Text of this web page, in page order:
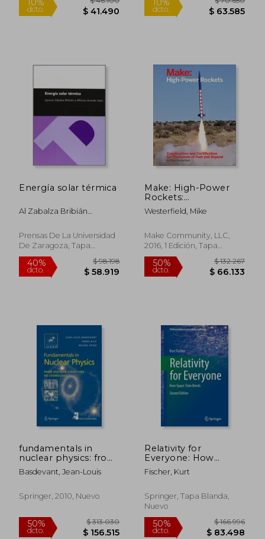
10%
4%
dcto. $ 36.930
50%
dcto.
Energía solar térmica
Al Zabalza Bribián
Prensas De La Universidad
De Zaragoza, Tapa
Blanda, Nuevo
Make: High-Power
Rockets:
Construction and
Certification for
and Beyond (en
Inglés)
Westerfield, Mike
Make Community, LLC,
2016, 1 Edición, Tapa
Blanda, Nuevo
fundamentals in
nuclear physics: from
nuclear structure to
cosmology (en
Basdevant, Jean-Louis
Springer, 2010, Nuevo
Relativity for
Everyone: How
Space-Time Bends
(en Inglés)
Fischer, Kurt
Springer, Tapa Blanda,
Nuevo